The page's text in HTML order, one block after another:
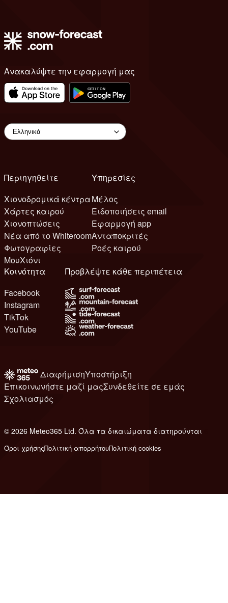
Ανακαλύψτε την εφαρμογή μας
Περιηγηθείτε
Χιονοδρομικά κέντρα
Χάρτες καιρού
Χιονοπτώσεις
Νέα από το Whiteroom
Φωτογραφίες
ΜουΧιόνι
Υπηρεσίες
Μέλος
Ειδοποιήσεις email
Εφαρμογή app
Ανταποκριτές
Ροές καιρού
Κοινότητα
Facebook
Instagram
TikTok
YouTube
Προβλέψτε κάθε περιπέτεια
ΔιαφήμισηΥποστήριξη
Επικοινωνήστε μαζί μαςΣυνδεθείτε σε εμάς
Σχολιασμός
© 2026 Meteo365 Ltd. Όλα τα δικαιώματα διατηρούνται
Όροι χρήσηςΠολιτική απορρήτουΠολιτική cookies